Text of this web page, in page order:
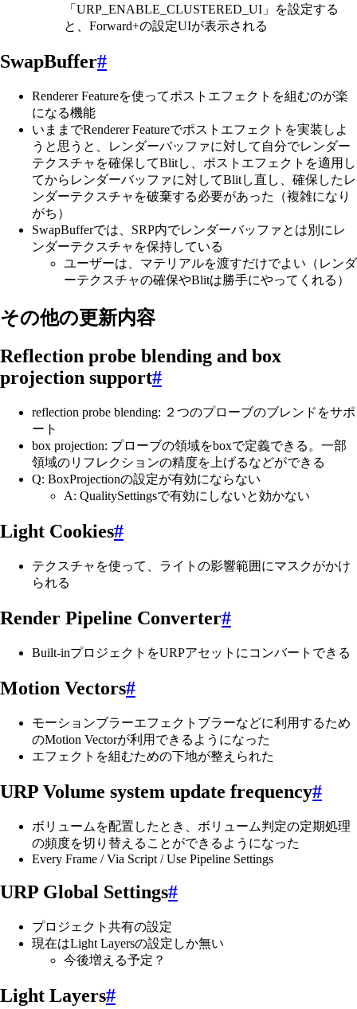
「URP_ENABLE_CLUSTERED_UI」を設定する
と、Forward+の設定UIが表示される
SwapBuffer#
Renderer Featureを使ってポストエフェクトを組むのが楽
になる機能
いままでRenderer Featureでポストエフェクトを実装しよ
うと思うと、レンダーバッファに対して自分でレンダー
テクスチャを確保してBlitし、ポストエフェクトを適用し
てからレンダーバッファに対してBlitし直し、確保したレ
ンダーテクスチャを破棄する必要があった（複雑になり
がち）
SwapBufferでは、SRP内でレンダーバッファとは別にレ
ンダーテクスチャを保持している
ユーザーは、マテリアルを渡すだけでよい（レンダ
ーテクスチャの確保やBlitは勝手にやってくれる）
その他の更新内容
Reflection probe blending and box
projection support#
reflection probe blending: ２つのプローブのブレンドをサポ
ート
box projection: プローブの領域をboxで定義できる。一部
領域のリフレクションの精度を上げるなどができる
Q: BoxProjectionの設定が有効にならない
A: QualitySettingsで有効にしないと効かない
Light Cookies#
テクスチャを使って、ライトの影響範囲にマスクがかけ
られる
Render Pipeline Converter#
Built-inプロジェクトをURPアセットにコンバートできる
Motion Vectors#
モーションブラーエフェクトブラーなどに利用するため
のMotion Vectorが利用できるようになった
エフェクトを組むための下地が整えられた
URP Volume system update frequency#
ボリュームを配置したとき、ボリューム判定の定期処理
の頻度を切り替えることができるようになった
Every Frame / Via Script / Use Pipeline Settings
URP Global Settings#
プロジェクト共有の設定
現在はLight Layersの設定しか無い
今後増える予定？
Light Layers#